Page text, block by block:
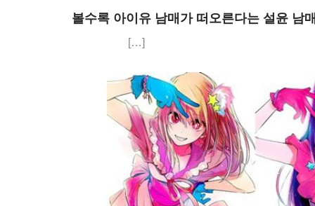
볼수록 아이유 남매가 떠오른다는 설윤 남
[…]